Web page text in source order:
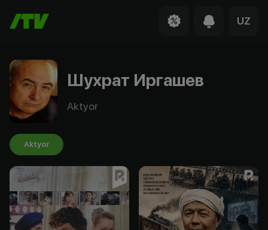
UZ
Шухрат Иргашев
Aktyor
Aktyor